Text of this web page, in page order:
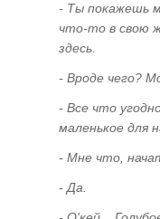
"Астральные
вымысел или
Война без
в Книге Судеб
сексуальные
Программа
- Ты покажешь
что-то в свою
здесь.
- Вроде чего?
- Все что
маленькое для
- Мне что,
- Да.